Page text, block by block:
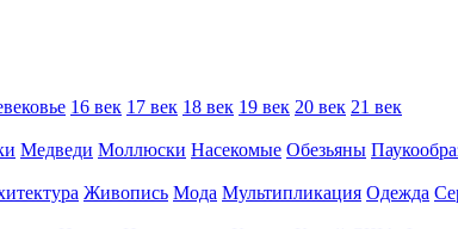
16 век 17 век 18 век 19 век 20 век 21 век
Медведи Моллюски Насекомые Обезьяны
Живопись Мода Мультипликация Одежда